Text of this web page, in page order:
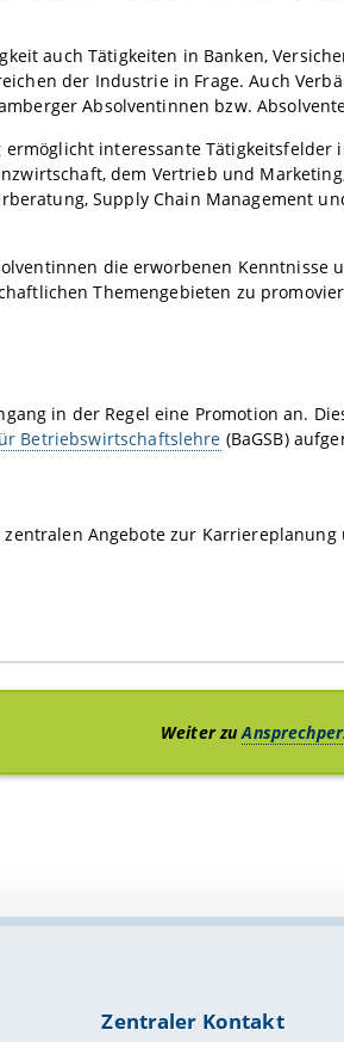
auch Tätigkeiten in Banken,
der Industrie in Frage. Auch
Absolventinnen bzw.
interessante Tätigkeitsfelder
dem Vertrieb und
Supply Chain Management
die erworbenen Kenntnisse
Themengebieten zu
in der Regel eine Promotion an.
Betriebswirtschaftslehre (BaGSB)
Angebote zur
Weiter zu
Zentraler Kontakt